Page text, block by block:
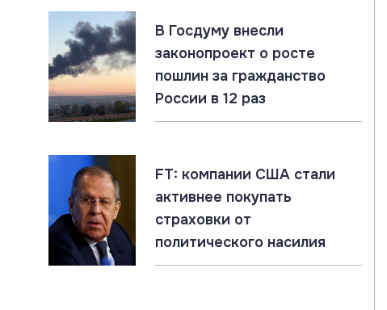
В Госдуму внесли
законопроект о росте
пошлин за гражданство
России в 12 раз
FT: компании США стали
активнее покупать
страховки от
политического насилия